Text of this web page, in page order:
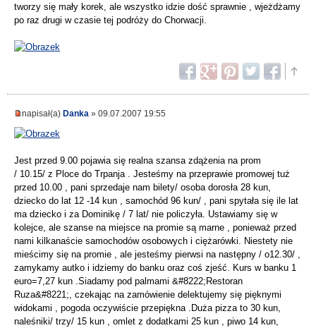
tworzy się mały korek, ale wszystko idzie dość sprawnie , wjeżdżamy
po raz drugi w czasie tej podróży do Chorwacji.
napisał(a) Danka » 09.07.2007 19:55
Jest przed 9.00 pojawia się realna szansa zdążenia na prom
/ 10.15/ z Ploce do Trpanja . Jesteśmy na przeprawie promowej tuż
przed 10.00 , pani sprzedaje nam bilety/ osoba dorosła 28 kun,
dziecko do lat 12 -14 kun , samochód 96 kun/ , pani spytała się ile lat
ma dziecko i za Dominikę / 7 lat/ nie policzyła. Ustawiamy się w
kolejce, ale szanse na miejsce na promie są marne , ponieważ przed
nami kilkanaście samochodów osobowych i ciężarówki. Niestety nie
mieścimy się na promie , ale jesteśmy pierwsi na następny / o12.30/ ,
zamykamy autko i idziemy do banku oraz coś zjeść. Kurs w banku 1
euro=7,27 kun .Siadamy pod palmami &#8222;Restoran
Ruza&#8221;, czekając na zamówienie delektujemy się pięknymi
widokami , pogoda oczywiście przepiękna .Duża pizza to 30 kun,
naleśniki/ trzy/ 15 kun , omlet z dodatkami 25 kun , piwo 14 kun,